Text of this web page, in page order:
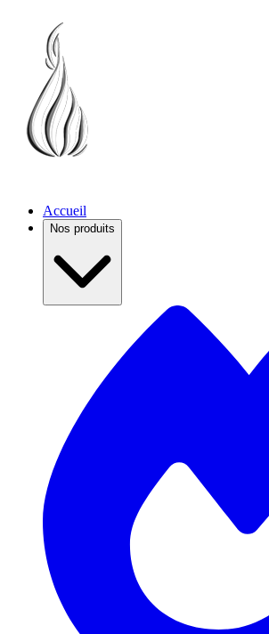
Accueil
Nos produits